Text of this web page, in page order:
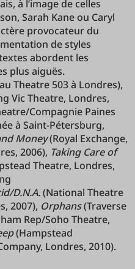
à l’image de celles
Sarah Kane ou Caryl
provocateur du
de styles
abordent les
plus aiguës.
Theatre 503 à Londres),
Vic Theatre, Londres,
Compagnie Paines
à Saint-Pétersburg,
Money(Royal Exchange,
2006), Taking Care of
Theatre, Londres,
D.N.A.(National Theatre
2007), Orphans(Traverse
Rep/Soho Theatre,
(Hampstead
Londres, 2010).